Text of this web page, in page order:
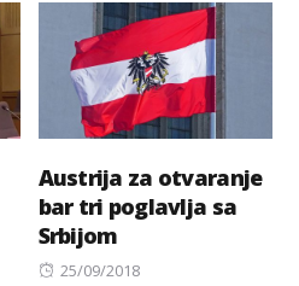
Austrija za otvaranje
bar tri poglavlja sa
Srbijom
Posted
25/09/2018